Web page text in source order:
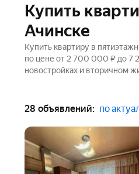
Купить
Ачинске
Купить квартиру в
по цене от 2 700 000 ₽ до 7
новостройках и вторичном
28 объявлений: по